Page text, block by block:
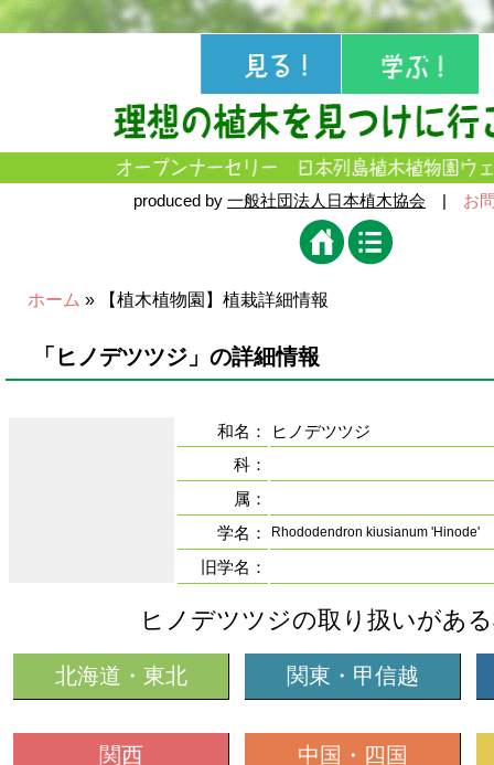
produced by 一般社団法人日本植木協会 | お
ホーム » 【植木植物園】植栽詳細情報
「ヒノデツツジ」の詳細情報
和名：
ヒノデツツジ
科：
属：
学名：
Rhododendron kiusianum 'Hinode'
旧学名：
ヒノデツツジの取り扱いがあ
北海道・東北 関東・甲信越
関西 中国・四国